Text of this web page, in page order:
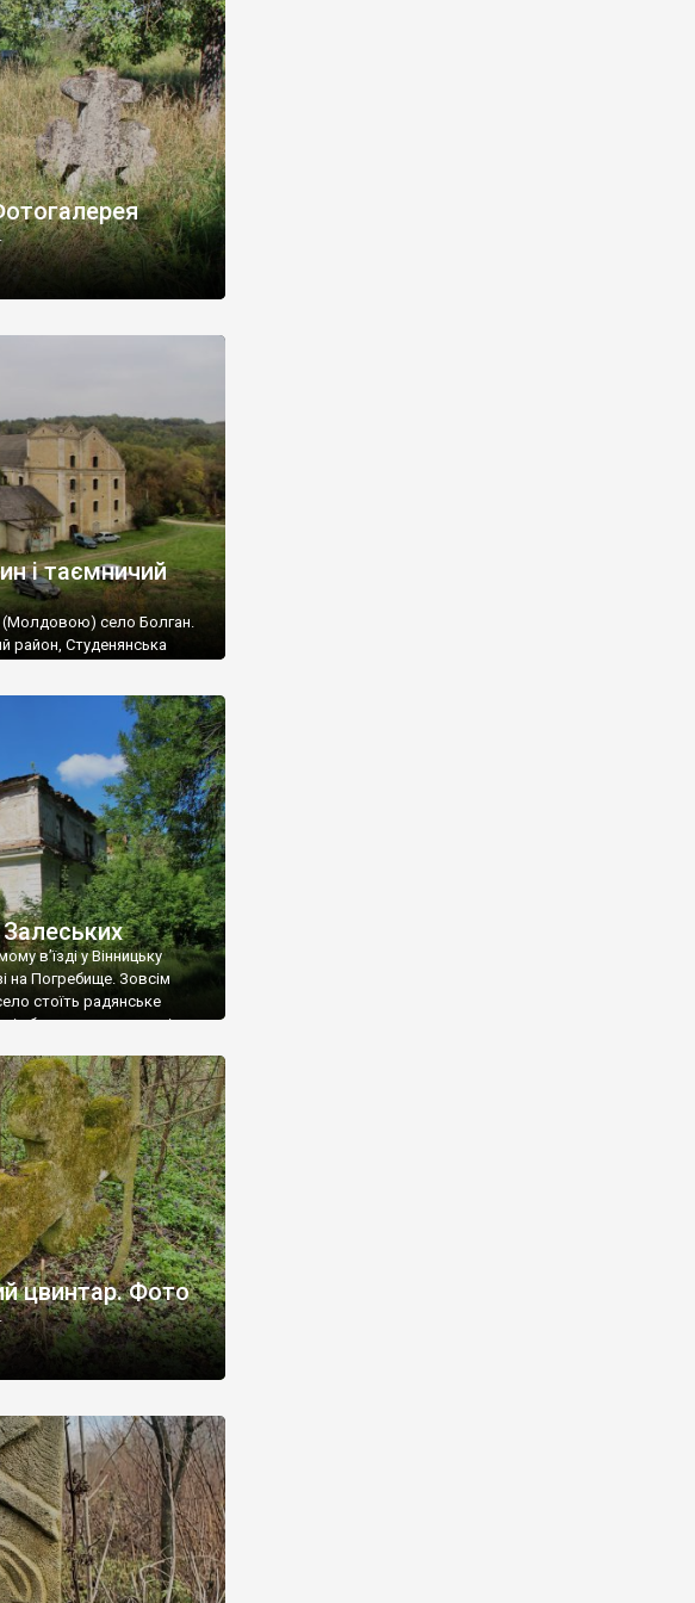
і таємничий
(Молдовою) село Болган.
район, Студенянська
хрестами. Всі епітафії, які
церковнослов’янською
– цвинтар
століттям. У 1924-1940
в’їзді у Вінницьку
на Погребище. Зовсім
стоїть радянське
і яблуню, а трохи далі,
колії у траві –
цвинтар. Фото